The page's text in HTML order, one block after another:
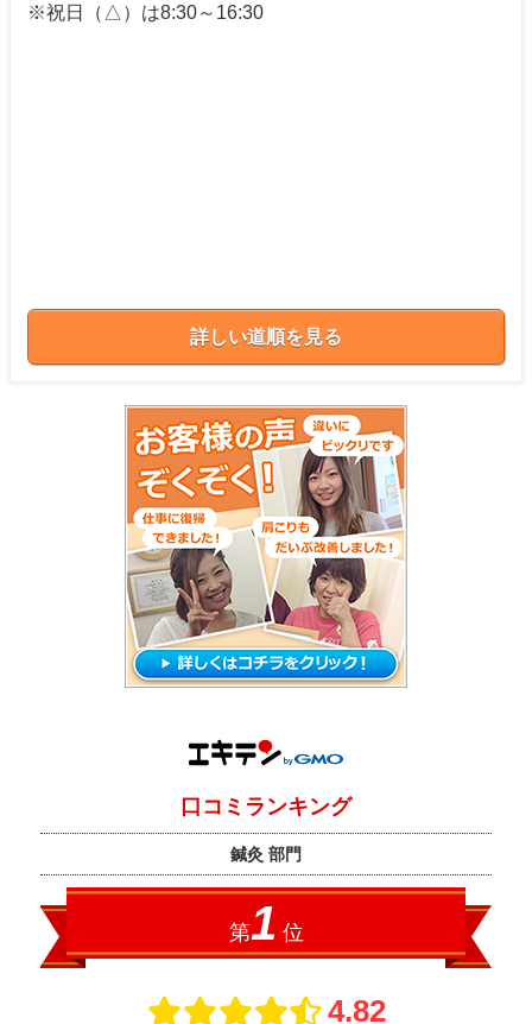
※祝日（△）は8:30～16:30
詳しい道順を見る